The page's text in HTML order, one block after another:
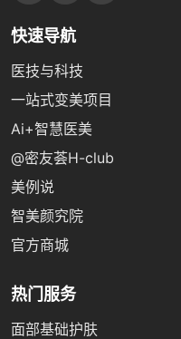
快速导航
医技与科技
一站式变美项目
Ai+智慧医美
@密友荟H-club
美例说
智美颜究院
官方商城
热门服务
面部基础护肤